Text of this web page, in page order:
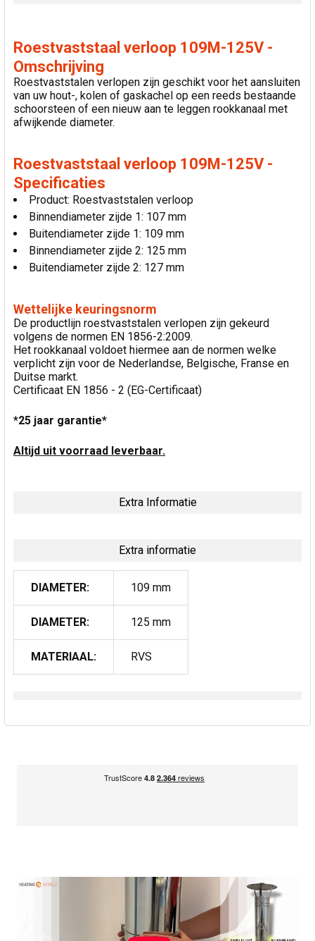
VOEG
GESELECTEERDE
TOE AAN
WINKELWAGEN
Roestvaststaal verloop 109M-125V -
Omschrijving
Roestvaststalen verlopen zijn geschikt voor het aansluiten
van uw hout-, kolen of gaskachel op een reeds bestaande
schoorsteen of een nieuw aan te leggen rookkanaal met
afwijkende diameter.
Roestvaststaal verloop 109M-125V -
Specificaties
Product: Roestvaststalen verloop
Binnendiameter zijde 1: 107 mm
Buitendiameter zijde 1: 109 mm
Binnendiameter zijde 2: 125 mm
Buitendiameter zijde 2: 127 mm
Wettelijke keuringsnorm
De productlijn roestvaststalen verlopen zijn gekeurd
volgens de normen EN 1856-2:2009.
Het rookkanaal voldoet hiermee aan de normen welke
verplicht zijn voor de Nederlandse, Belgische, Franse en
Duitse markt.
Certificaat EN 1856 - 2 (EG-Certificaat)
*25 jaar garantie*
Altijd uit voorraad leverbaar.
Extra Informatie
Extra informatie
DIAMETER: 109 mm
DIAMETER: 125 mm
MATERIAAL: RVS